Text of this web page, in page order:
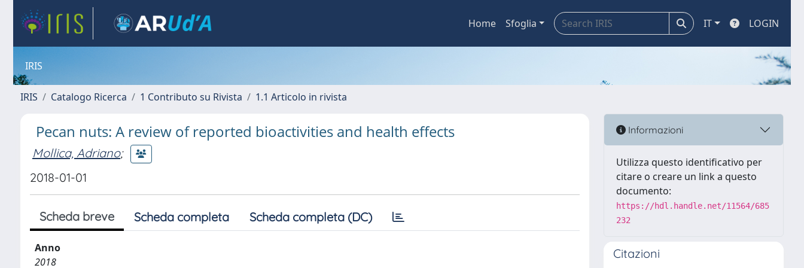
Home Sfoglia IT LOGIN
IRIS
IRIS Catalogo Ricerca 1 Contributo su Rivista 1.1 Articolo in rivista
Pecan nuts: A review of reported bioactivities and health effects
Mollica, Adriano;
2018-01-01
Scheda breve Scheda completa Scheda completa (DC)
Anno
2018
Informazioni
Utilizza questo identificativo per
citare o creare un link a questo
documento:
https://hdl.handle.net/11564/685
232
Citazioni